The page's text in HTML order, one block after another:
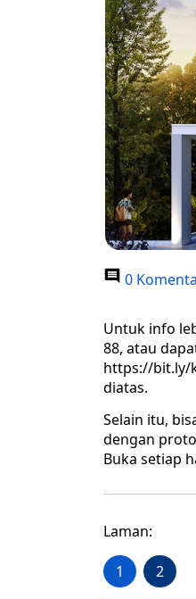
0
Untuk info
88, atau
https://bit.ly/
diatas.
Selain itu,
dengan
Buka setiap
Laman:
1 2